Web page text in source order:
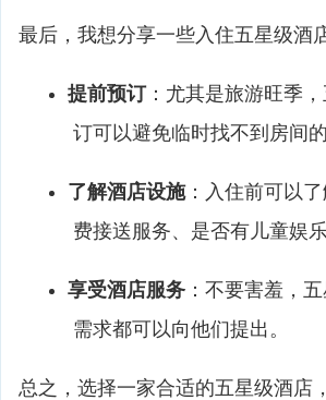
最后，我想分享一些入住五星级酒
提前预订：尤其是旅游旺季
订可以避免临时找不到房间的
了解酒店设施：入住前可以
费接送服务、是否有儿童娱乐
享受酒店服务 ：不要害羞，
需求都可以向他们提出。
总之，选择一家合适的五星级酒店